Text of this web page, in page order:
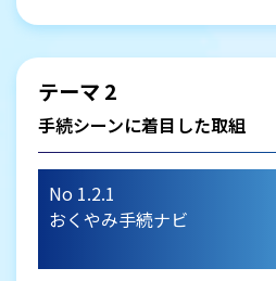
テーマ 2
手続シーンに着目した取組
No 1.2.1
おくやみ手続ナビ